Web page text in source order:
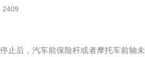
低速按规定的行车路线，不停车地1次
这样容易经过。
的操作顺序；3、重新打火，挂一挡，
开始往前走，就不要再抬离合；如果车
向前行驶为止。
2409
止后，汽车前保险杆或者摩托车前轴未